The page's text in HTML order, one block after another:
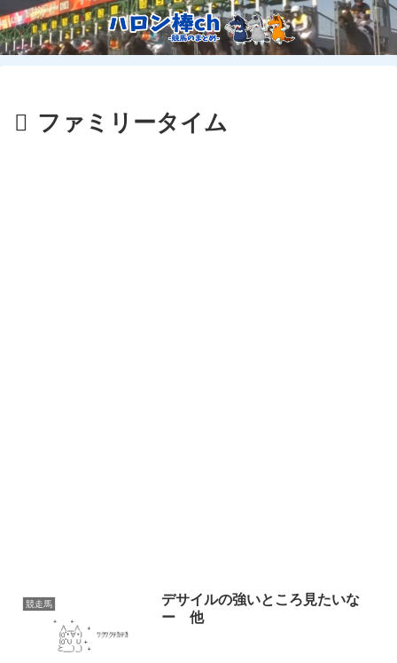
ファミリータイム
競走馬
デサイルの強いところ見たいな
ー 他